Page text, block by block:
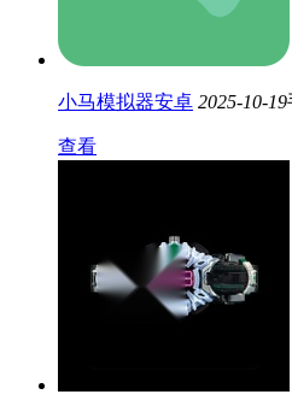
小马模拟器安卓 2025-10-19
查看